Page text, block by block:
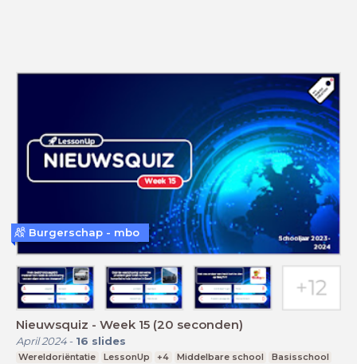
Nieuwsquiz - Week 15 (20 seconden)
April 2024- 16 slides
Wereldoriëntatie LessonUp +4 Middelbare school
Basisschool
Burgerschap - mbo